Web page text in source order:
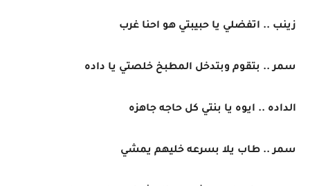
زينب .. اتفضلي يا حبيبتي هو احنا غرب
سمر .. بتقوم وبتدخل المطبخ خلصتي يا داده
الداده .. ايوه يا بنتي كل حاجه جاهزه
سمر .. طاب يلا بسرعه خليهم يمشي